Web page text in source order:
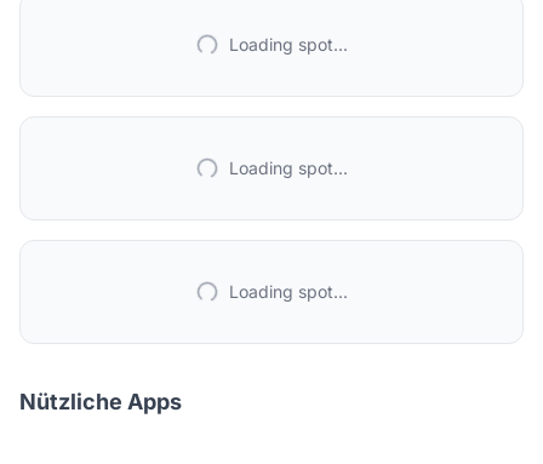
Loading spot...
Loading spot...
Loading spot...
Nützliche Apps